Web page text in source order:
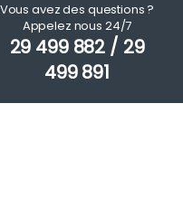
Vous avez des questions ?
Appelez nous 24/7
29 499 882 / 29
499 891